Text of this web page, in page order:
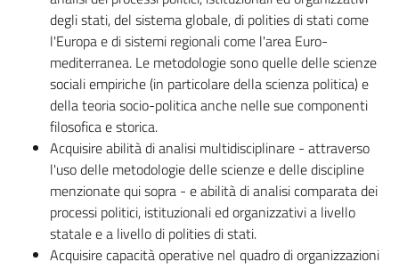
degli stati, del sistema globale, di polities di stati come
l'Europa e di sistemi regionali come l'area Euro-
mediterranea. Le metodologie sono quelle delle scienze
sociali empiriche (in particolare della scienza politica) e
della teoria socio-politica anche nelle sue componenti
filosofica e storica.
Acquisire abilità di analisi multidisciplinare - attraverso
l'uso delle metodologie delle scienze e delle discipline
menzionate qui sopra - e abilità di analisi comparata dei
processi politici, istituzionali ed organizzativi a livello
statale e a livello di polities di stati.
Acquisire capacità operative nel quadro di organizzazioni